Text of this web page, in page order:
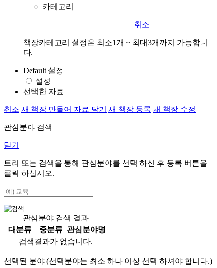
카테고리
취소
책장카테고리 설정은 최소1개 ~ 최대3개까지 가능합니
다.
Default 설정
설정
선택한 자료
취소 새 책장 만들어 자료 담기 새 책장 등록 새 책장 수정
관심분야 검색
닫기
트리 또는 검색을 통해 관심분야를 선택 하신 후 등록 버튼을
클릭 하십시오.
관심분야 검색 결과
대분류
중분류
관심분야명
검색결과가 없습니다.
선택된 분야 (선택분야는 최소 하나 이상 선택 하셔야 합니다.)